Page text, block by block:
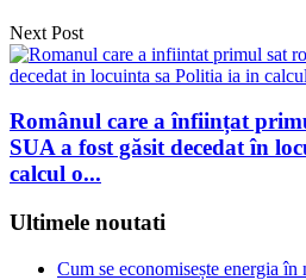
Next Post
Românul care a înființat
SUA a fost găsit decedat în
calcul o...
Ultimele noutati
Cum se economisește energia